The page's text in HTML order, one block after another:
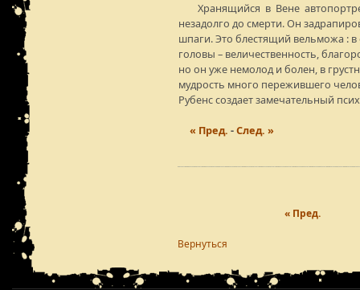
Хранящийся в Вене
незадолго до смерти. Он
шпаги. Это блестящий вельможа : в
головы – величественность,
но он уже немолод и болен, в
мудрость много пережившего
Рубенс создает замечательный
« Пред. -След. »
« Пред.
Вернуться